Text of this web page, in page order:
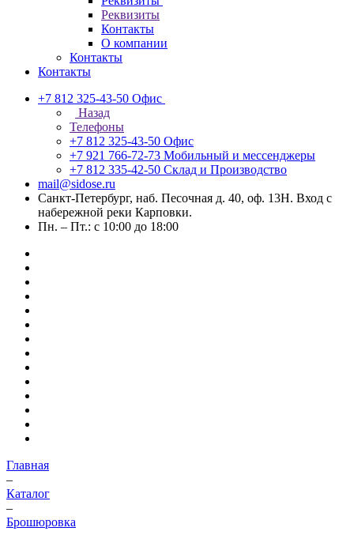
Реквизиты
Контакты
О компании
Контакты
Контакты
+7 812 325-43-50 Офис
Назад
Телефоны
+7 812 325-43-50 Офис
+7 921 766-72-73 Мобильный и мессенджеры
+7 812 335-42-50 Склад и Производство
mail@sidose.ru
Санкт-Петербург, наб. Песочная д. 40, оф. 13Н. Вход с
набережной реки Карповки.
Пн. – Пт.: с 10:00 до 18:00
Главная
–
Каталог
–
Брошюровка